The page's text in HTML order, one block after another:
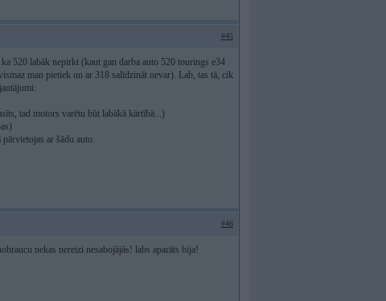
#45
520 labāk nepirkt (kaut gan darba auto 520 tourings e34
man pietiek un ar 318 salīdzināt nevar). Lab, tas tā, cik
tad motors varētu būt labākā kārtībā...)
ar šādu auto.
#46
nekas nereizi nesabojājās! labs aparāts bija!